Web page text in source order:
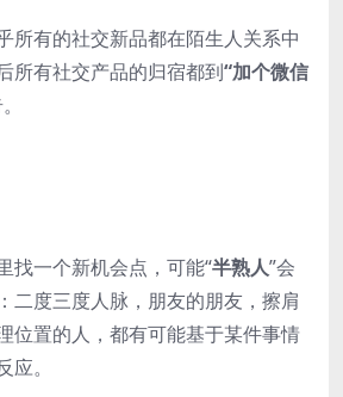
所有的社交新品都在陌生人关系中
所有社交产品的归宿都到“加个微信
找一个新机会点，可能“半熟人”会
二度三度人脉，朋友的朋友，擦肩
位置的人，都有可能基于某件事情
。